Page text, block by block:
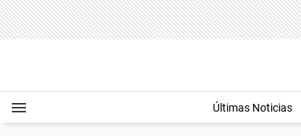
Últimas Noticias